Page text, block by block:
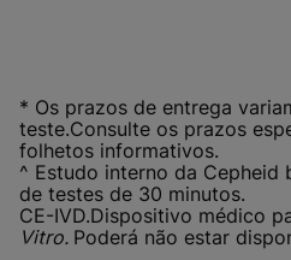
* Os prazos de entrega
teste.Consulte os prazos
folhetos informativos.
^ Estudo interno da Cepheid
de testes de 30 minutos.
CE-IVD.Dispositivo médico
Vitro. Poderá não estar